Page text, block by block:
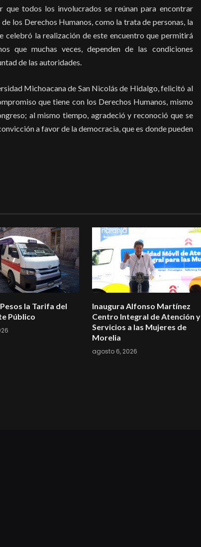
que todos los involucrados se reúnan para encontrar
los Derechos Humanos, como la trata de personas, la
celebró la realización de este encuentro que permitirá
que muchas veces, dependen de las condiciones
de las autoridades.
Michoacana de San Nicolás de Hidalgo, felicitó al
que tiene con los Derechos Humanos, mismo
al mismo tiempo, agradeció y reconoció que se
a favor de la democracia, que es donde pueden
la Tarifa del
Público
Inaugura Alfonso Martínez
Centro Integral de Atención y
Servicios a las Mujeres de
Morelia
agosto 6, 2026